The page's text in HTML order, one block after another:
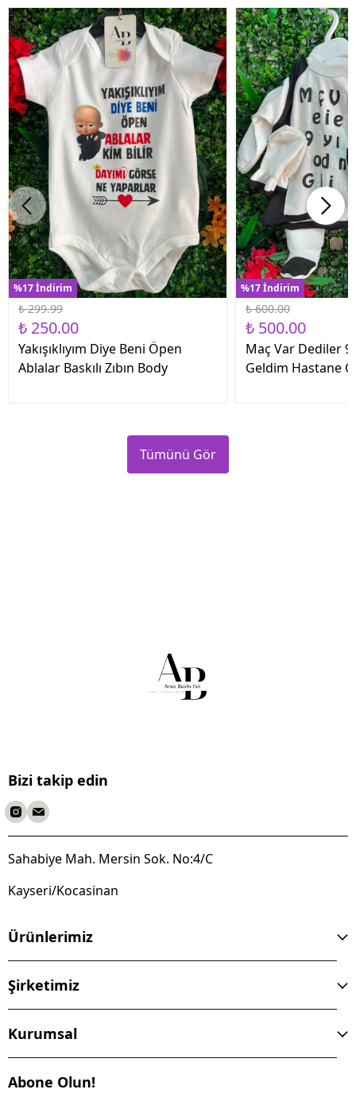
%17 İndirim
₺ 299.99
₺ 250.00
Yakışıklıyım Diye Beni Öpen
Ablalar Baskılı Zıbın Body
%17 İndirim
₺ 600.00
₺ 500.00
Maç Var Dediler 9
Geldim Hastane
Tümünü Gör
Bizi takip edin
Sahabiye Mah. Mersin Sok. No:4/C
Kayseri/Kocasinan
Ürünlerimiz
Şirketimiz
Kurumsal
Abone Olun!